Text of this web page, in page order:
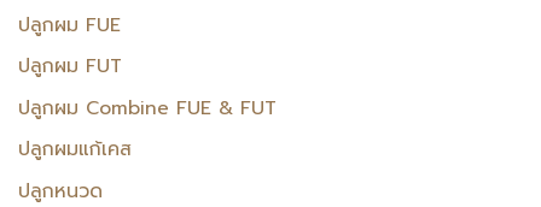
ปลูกผม FUE
ปลูกผม FUT
ปลูกผม Combine FUE & FUT
ปลูกผมแก้เคส
ปลูกหนวด